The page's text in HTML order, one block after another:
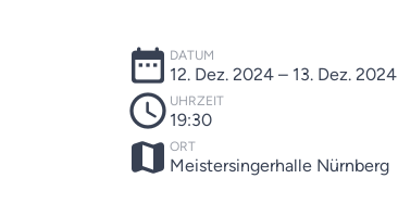
date_range DATUM
12. Dez. 2024 – 13. Dez. 2024
schedule UHRZEIT
19:30
map ORT
Meistersingerhalle Nürnberg